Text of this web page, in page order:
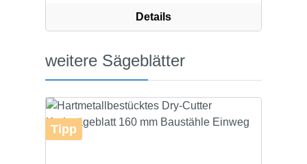
Details
Produktgalerie überspringen
weitere Sägeblätter
Tipp